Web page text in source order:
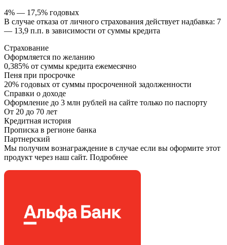
4% — 17,5% годовых
В случае отказа от личного страхования действует надбавка: 7
— 13,9 п.п. в зависимости от суммы кредита
Страхование
Оформляется по желанию
0,385% от суммы кредита ежемесячно
Пеня при просрочке
20% годовых от суммы просроченной задолженности
Справки о доходе
Оформление до 3 млн рублей на сайте только по паспорту
От 20 до 70 лет
Кредитная история
Прописка в регионе банка
Партнерский
Мы получим вознаграждение в случае если вы оформите этот
продукт через наш сайт. Подробнее